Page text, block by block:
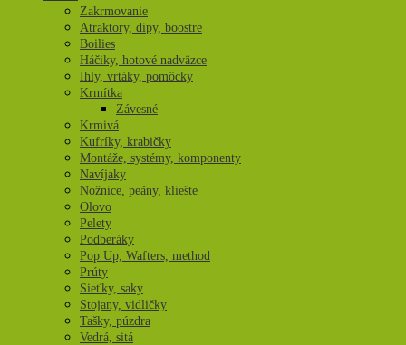
Zakrmovanie
Atraktory, dipy, boostre
Boilies
Háčiky, hotové nadväzce
Ihly, vrtáky, pomôcky
Krmítka
Závesné
Krmivá
Kufríky, krabičky
Montáže, systémy, komponenty
Navíjaky
Nožnice, peány, kliešte
Olovo
Pelety
Podberáky
Pop Up, Wafters, method
Prúty
Sieťky, saky
Stojany, vidličky
Tašky, púzdra
Vedrá, sitá